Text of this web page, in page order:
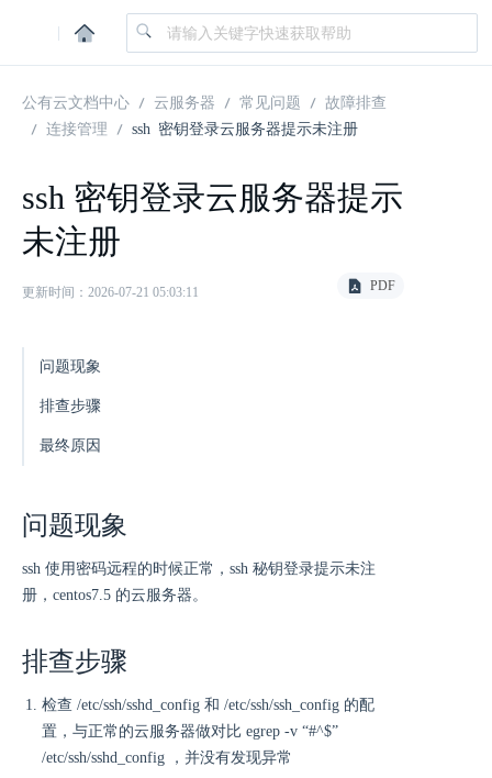
|
公有云文档中心 云服务器 常见问题
故障排查
连接管理
ssh 密钥登录云服务器提示未注册
ssh 密钥登录云服务器提示
未注册
更新时间：2026-07-21 05:03:11 PDF
问题现象
排查步骤
最终原因
问题现象
ssh 使用密码远程的时候正常，ssh 秘钥登录提示未注
册，centos7.5 的云服务器。
排查步骤
检查 /etc/ssh/sshd_config 和 /etc/ssh/ssh_config 的配
置，与正常的云服务器做对比 egrep -v “#^$”
/etc/ssh/sshd_config ，并没有发现异常